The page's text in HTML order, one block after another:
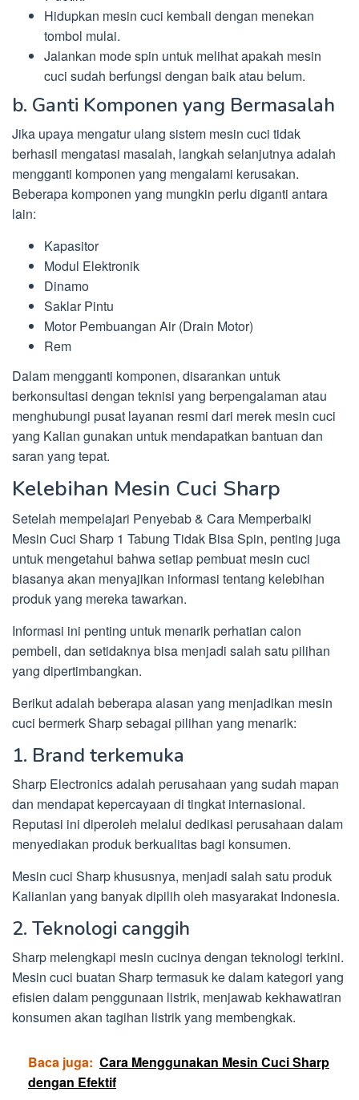
Hidupkan mesin cuci kembali dengan menekan
tombol mulai.
Jalankan mode spin untuk melihat apakah mesin
cuci sudah berfungsi dengan baik atau belum.
b. Ganti Komponen yang Bermasalah
Jika upaya mengatur ulang sistem mesin cuci tidak
berhasil mengatasi masalah, langkah selanjutnya adalah
mengganti komponen yang mengalami kerusakan.
Beberapa komponen yang mungkin perlu diganti antara
lain:
Kapasitor
Modul Elektronik
Dinamo
Saklar Pintu
Motor Pembuangan Air (Drain Motor)
Rem
Dalam mengganti komponen, disarankan untuk
berkonsultasi dengan teknisi yang berpengalaman atau
menghubungi pusat layanan resmi dari merek mesin cuci
yang Kalian gunakan untuk mendapatkan bantuan dan
saran yang tepat.
Kelebihan Mesin Cuci Sharp
Setelah mempelajari Penyebab & Cara Memperbaiki
Mesin Cuci Sharp 1 Tabung Tidak Bisa Spin, penting juga
untuk mengetahui bahwa setiap pembuat mesin cuci
biasanya akan menyajikan informasi tentang kelebihan
produk yang mereka tawarkan.
Informasi ini penting untuk menarik perhatian calon
pembeli, dan setidaknya bisa menjadi salah satu pilihan
yang dipertimbangkan.
Berikut adalah beberapa alasan yang menjadikan mesin
cuci bermerk Sharp sebagai pilihan yang menarik:
1. Brand terkemuka
Sharp Electronics adalah perusahaan yang sudah mapan
dan mendapat kepercayaan di tingkat internasional.
Reputasi ini diperoleh melalui dedikasi perusahaan dalam
menyediakan produk berkualitas bagi konsumen.
Mesin cuci Sharp khususnya, menjadi salah satu produk
Kalianlan yang banyak dipilih oleh masyarakat Indonesia.
2. Teknologi canggih
Sharp melengkapi mesin cucinya dengan teknologi terkini.
Mesin cuci buatan Sharp termasuk ke dalam kategori yang
efisien dalam penggunaan listrik, menjawab kekhawatiran
konsumen akan tagihan listrik yang membengkak.
Baca juga: Cara Menggunakan Mesin Cuci Sharp
dengan Efektif